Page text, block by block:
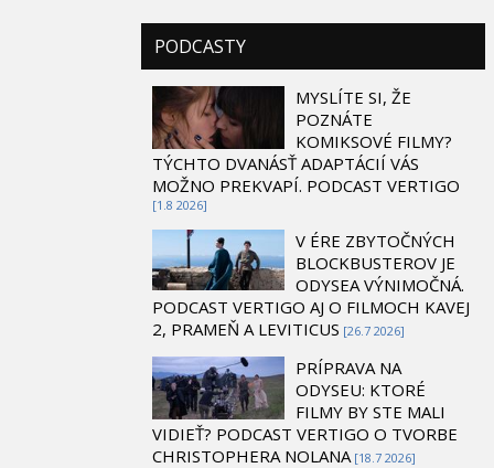
PODCASTY
MYSLÍTE SI, ŽE
POZNÁTE
KOMIKSOVÉ FILMY?
TÝCHTO DVANÁSŤ ADAPTÁCIÍ VÁS
MOŽNO PREKVAPÍ. PODCAST VERTIGO
[1.8 2026]
V ÉRE ZBYTOČNÝCH
BLOCKBUSTEROV JE
ODYSEA VÝNIMOČNÁ.
PODCAST VERTIGO AJ O FILMOCH KAVEJ
2, PRAMEŇ A LEVITICUS [26.7 2026]
PRÍPRAVA NA
ODYSEU: KTORÉ
FILMY BY STE MALI
VIDIEŤ? PODCAST VERTIGO O TVORBE
CHRISTOPHERA NOLANA [18.7 2026]